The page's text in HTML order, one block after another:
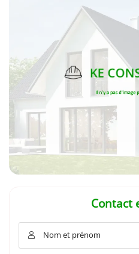
En cochant cette case, vous consentez à
l'adresse email indiqué ci-dessus. Vous
utilisant le formulaire de désinscription
Contact
 Nom et prénom